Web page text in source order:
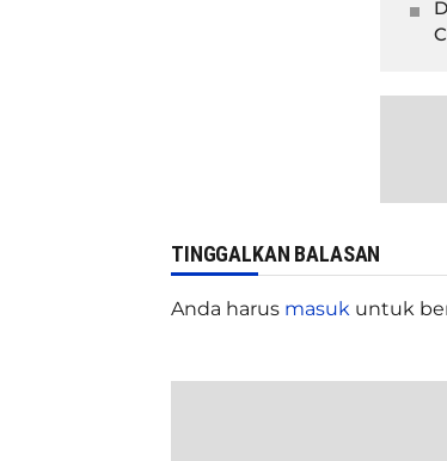
TINGGALKAN BALASAN
Anda harus masuk untuk